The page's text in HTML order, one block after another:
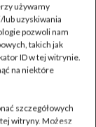
używamy
uzyskiwania
pozwoli nam
takich jak
ID w tej witrynie.
na niektóre
szczegółowych
witryny. Możesz